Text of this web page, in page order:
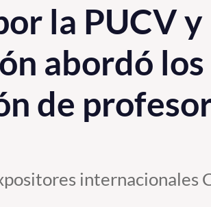
la PUCV y
abordó los
de
internacionales